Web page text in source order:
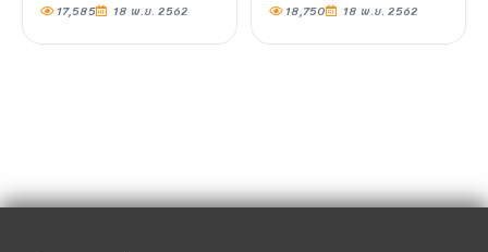
17,585 18 พ.ย. 2562 18,750 18 พ.ย. 2562